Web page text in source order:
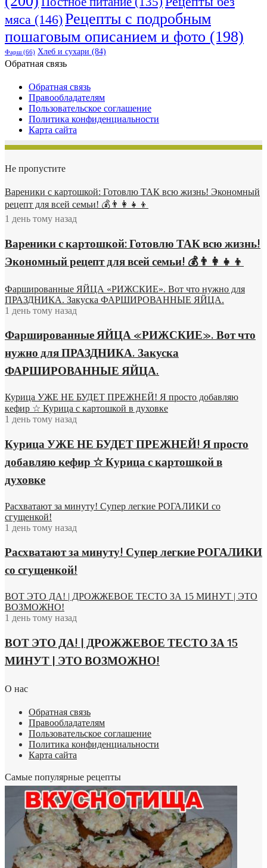
мяса (146)Рецепты с подробным
пошаговым описанием и фото (198)
Фарш(66) Хлеб и сухари (84)
Обратная связь
Обратная связь
Правообладателям
Пользовательское соглашение
Политика конфиденциальности
Карта сайта
Не пропустите
Вареники с картошкой: Готовлю ТАК всю жизнь! Экономный
рецепт для всей семьи! 💰👨👩👧👦
1 день тому назад
Вареники с картошкой: Готовлю ТАК всю жизнь!
Экономный рецепт для всей семьи! 💰👨👩👧👦
Фаршированные ЯЙЦА «РИЖСКИЕ». Вот что нужно для
ПРАЗДНИКА. Закуска ФАРШИРОВАННЫЕ ЯЙЦА.
1 день тому назад
Фаршированные ЯЙЦА «РИЖСКИЕ». Вот что
нужно для ПРАЗДНИКА. Закуска
ФАРШИРОВАННЫЕ ЯЙЦА.
Курица УЖЕ НЕ БУДЕТ ПРЕЖНЕЙ! Я просто добавляю
кефир ☆ Курица с картошкой в духовке
1 день тому назад
Курица УЖЕ НЕ БУДЕТ ПРЕЖНЕЙ! Я просто
добавляю кефир ☆ Курица с картошкой в
духовке
Расхватают за минуту! Супер легкие РОГАЛИКИ со
сгущенкой!
1 день тому назад
Расхватают за минуту! Супер легкие РОГАЛИКИ
со сгущенкой!
ВОТ ЭТО ДА! | ДРОЖЖЕВОЕ ТЕСТО ЗА 15 МИНУТ | ЭТО
ВОЗМОЖНО!
1 день тому назад
ВОТ ЭТО ДА! | ДРОЖЖЕВОЕ ТЕСТО ЗА 15
МИНУТ | ЭТО ВОЗМОЖНО!
О нас
Обратная связь
Правообладателям
Пользовательское соглашение
Политика конфиденциальности
Карта сайта
Самые популярные рецепты